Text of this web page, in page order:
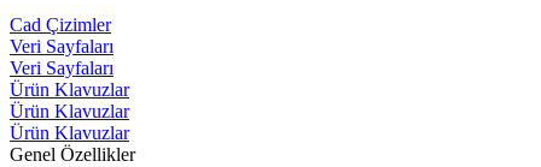
Cad Çizimler
Veri Sayfaları
Veri Sayfaları
Ürün Klavuzlar
Ürün Klavuzlar
Ürün Klavuzlar
Genel Özellikler